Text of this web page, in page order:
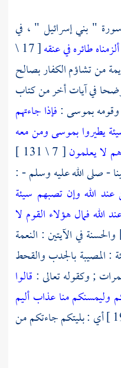
" بني إسرائيل " ، في
طائره في عنقه
[ 17 \
بصالح
في آيات أخر من كتاب
وقومهبموسى:فإذا جاءتهم
يطيروا بموسى ومن معه
لا يعلمون
[ 7 \ 131 ]
- صلى الله عليه وسلم - :
الله وإن تصبهم سيئة
فمال هؤلاء القوم لا
\ 78 ] والحسنة في الآيتين : النعمة
: المصيبة بالجدب والقحط
; وكقوله تعالى : قالوا
وليمسنكم منا عذاب أليم
[ 36 \ 18 - 19 ] أي : بليتكم جاءتكم من